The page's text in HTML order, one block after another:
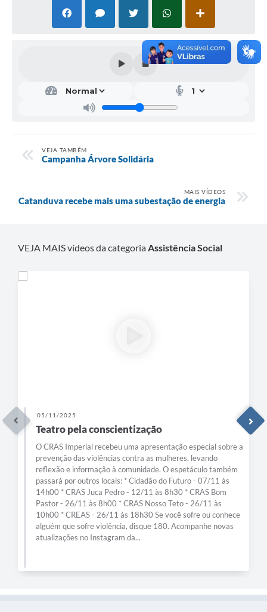
Diário Oficial
VEJA TAMBÉM
Campanha Árvore Solidária
MAIS VÍDEOS
Catanduva recebe mais uma subestação de energia
VEJA MAIS vídeos da categoria Assistência Social
05/11/2025
Teatro pela conscientização
O CRAS Imperial recebeu uma apresentação especial sobre a
prevenção das violências contra as mulheres, levando
reflexão e informação à comunidade. O espetáculo também
passará por outros locais: * Cidadão do Futuro - 07/11 às
14h00 * CRAS Juca Pedro - 12/11 às 8h30 * CRAS Bom
Pastor - 26/11 às 8h00 * CRAS Nosso Teto - 26/11 às
10h00 * CREAS - 26/11 às 18h30 Se você sofre ou conhece
alguém que sofre violência, disque 180. Acompanhe novas
atualizações no Instagram da...